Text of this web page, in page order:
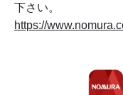
下さい。
https://